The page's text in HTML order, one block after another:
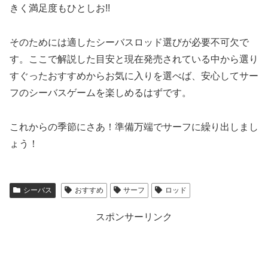
きく満足度もひとしお!!
そのためには適したシーバスロッド選びが必要不可欠で
す。ここで解説した目安と現在発売されている中から選り
すぐったおすすめからお気に入りを選べば、安心してサー
フのシーバスゲームを楽しめるはずです。
これからの季節にさあ！準備万端でサーフに繰り出しまし
ょう！
シーバス おすすめ サーフ ロッド
スポンサーリンク